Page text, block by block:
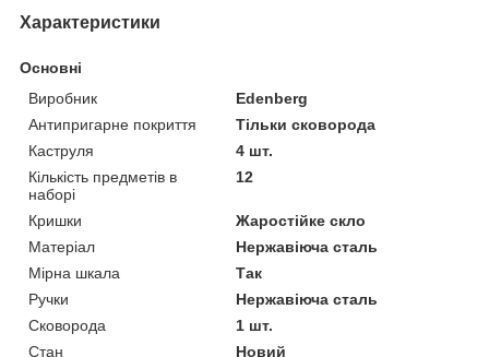
Характеристики
Основні
Виробник
Edenberg
Антипригарне покриття
Тільки сковорода
Каструля
4 шт.
Кількість предметів в
наборі
12
Кришки
Жаростійке скло
Матеріал
Нержавіюча сталь
Мірна шкала
Так
Ручки
Нержавіюча сталь
Сковорода
1 шт.
Стан
Новий